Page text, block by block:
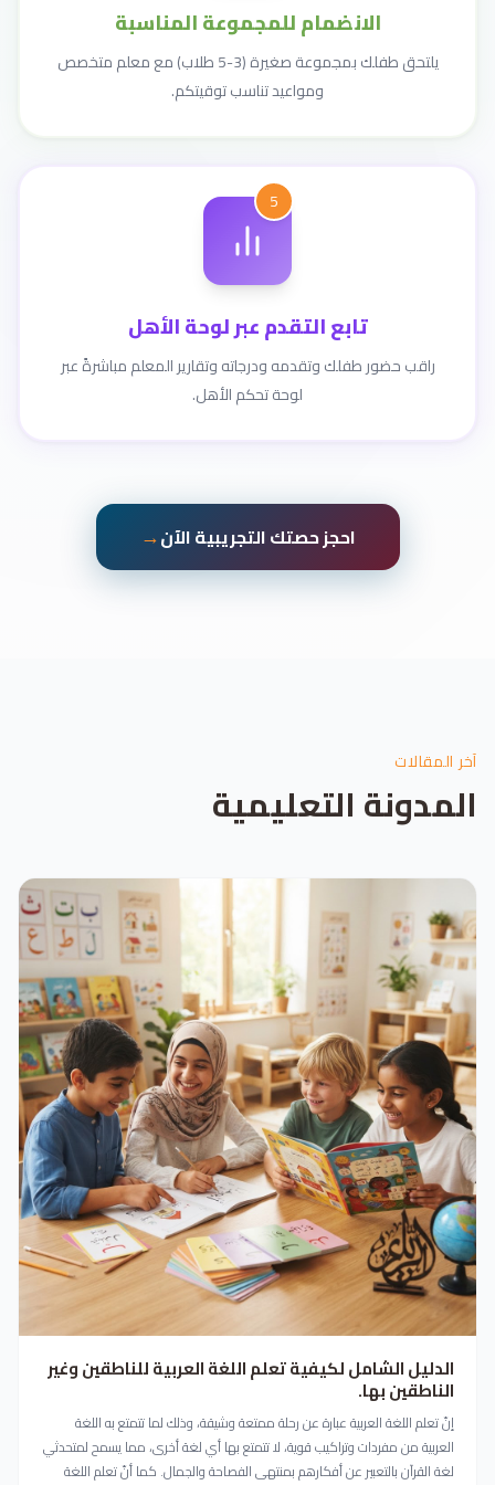
الانضمام للمجموعة المناسبة
يلتحق طفلك بمجموعة صغيرة (3-5 طلاب) مع معلم متخصص
ومواعيد تناسب توقيتكم.
5
تابع التقدم عبر لوحة الأهل
راقب حضور طفلك وتقدمه ودرجاته وتقارير المعلم مباشرةً عبر
لوحة تحكم الأهل.
احجز حصتك التجريبية الآن→
آخر المقالات
المدونة التعليمية
الدليل الشامل لكيفية تعلم اللغة العربية للناطقين وغير
الناطقين بها.
إنّ تعلم اللغة العربية عبارة عن رحلة ممتعة وشيقة، وذلك لما تتمتع به اللغة
العربية من مفردات وتراكيب قوية، لا تتمتع بها أي لغة أخرى، مما يسمح لمتحدثي
لغة القرآن بالتعبير عن أفكارهم بمنتهى الفصاحة والجمال. كما أنّ تعلم اللغة